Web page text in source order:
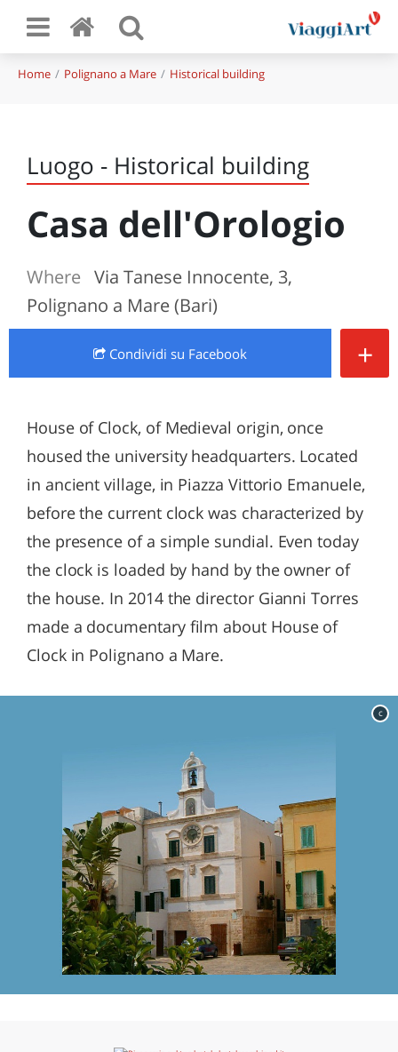
Home Polignano a Mare Historical building
Luogo - Historical building
Casa dell'Orologio
Where Via Tanese Innocente, 3,
Polignano a Mare (Bari)
Condividi su Facebook +
House of Clock, of Medieval origin, once
housed the university headquarters. Located
in ancient village, in Piazza Vittorio Emanuele,
before the current clock was characterized by
the presence of a simple sundial. Even today
the clock is loaded by hand by the owner of
the house. In 2014 the director Gianni Torres
made a documentary film about House of
Clock in Polignano a Mare.
c